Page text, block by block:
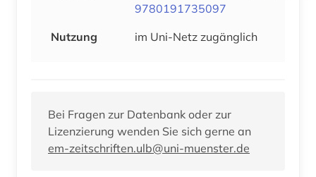
9780191735097
Nutzung
im Uni-Netz zugänglich
Bei Fragen zur Datenbank oder zur
Lizenzierung wenden Sie sich gerne an
em-zeitschriften.ulb@uni-muenster.de